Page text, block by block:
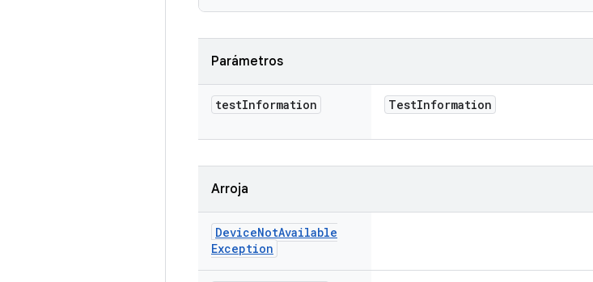
Parámetros
testInformation TestInformation
Arroja
DeviceNotAvailable
Exception